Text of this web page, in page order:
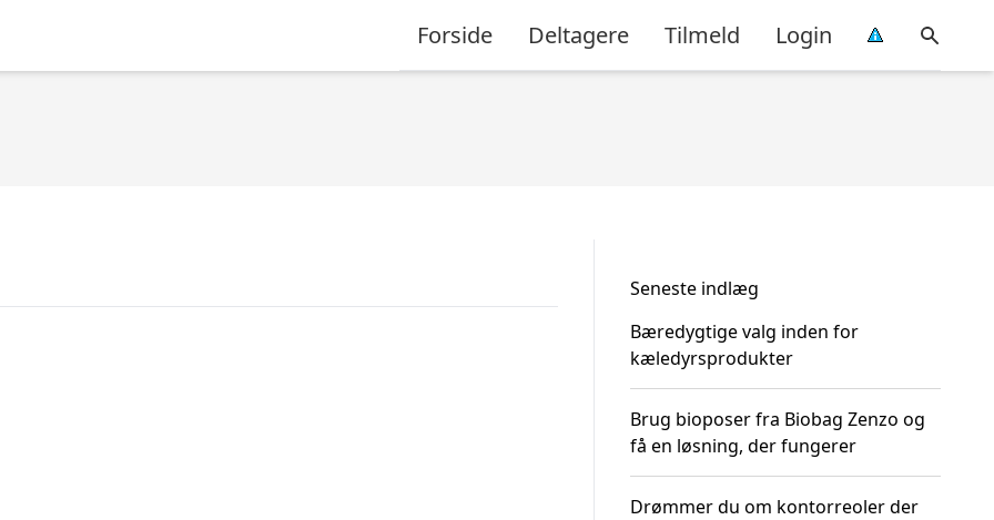
Forside Deltagere Tilmeld Login
Seneste indlæg
Bæredygtige valg inden for
kæledyrsprodukter
Brug bioposer fra Biobag Zenzo og
få en løsning, der fungerer
Drømmer du om kontorreoler der